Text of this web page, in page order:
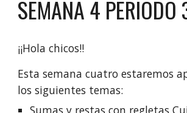
SEMANA4 PERIODO
¡¡Hola chicos!!
Esta semana cuatroestaremos
los siguientes temas:
Sumas y restas con regletas